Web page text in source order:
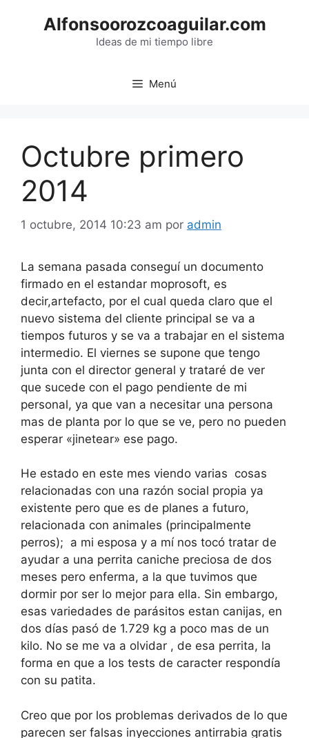
Alfonsoorozcoaguilar.com
Ideas de mi tiempo libre
Menú
Octubre primero
2014
1 octubre, 2014 10:23 am por admin
La semana pasada conseguí un documento
firmado en el estandar moprosoft, es
decir,artefacto, por el cual queda claro que el
nuevo sistema del cliente principal se va a
tiempos futuros y se va a trabajar en el sistema
intermedio. El viernes se supone que tengo
junta con el director general y trataré de ver
que sucede con el pago pendiente de mi
personal, ya que van a necesitar una persona
mas de planta por lo que se ve, pero no pueden
esperar «jinetear» ese pago.
He estado en este mes viendo varias cosas
relacionadas con una razón social propia ya
existente pero que es de planes a futuro,
relacionada con animales (principalmente
perros); a mi esposa y a mí nos tocó tratar de
ayudar a una perrita caniche preciosa de dos
meses pero enferma, a la que tuvimos que
dormir por ser lo mejor para ella. Sin embargo,
esas variedades de parásitos estan canijas, en
dos días pasó de 1.729 kg a poco mas de un
kilo. No se me va a olvidar , de esa perrita, la
forma en que a los tests de caracter respondía
con su patita.
Creo que por los problemas derivados de lo que
parecen ser falsas inyecciones antirrabia gratis